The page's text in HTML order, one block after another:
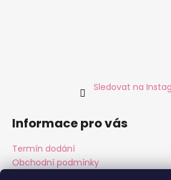
Sledovat na
Informace pro vás
Termín dodání
Obchodní podmínky